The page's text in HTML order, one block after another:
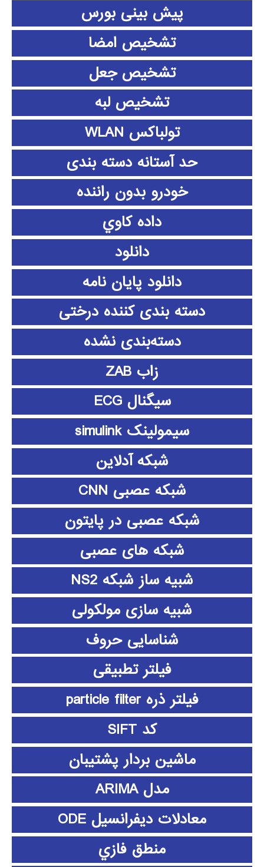
پیش بینی بورس
تشخیص امضا
تشخیص جعل
تشخیص لبه
تولباکس WLAN
حد آستانه دسته بندی
خودرو بدون راننده
داده كاوي
دانلود
دانلود پايان نامه
دسته بندی کننده درختی
دسته‌بندی نشده
زاب ZAB
سیگنال ECG
سیمولینک simulink
شبکه آدلاین
شبکه عصبی CNN
شبکه عصبی در پایتون
شبکه های عصبی
شبیه ساز شبکه NS2
شبیه سازی مولکولی
شناسایی حروف
فیلتر تطبیقی
فیلتر ذره particle filter
کد SIFT
ماشین بردار پشتیبان
مدل ARIMA
معادلات دیفرانسیل ODE
منطق فازي